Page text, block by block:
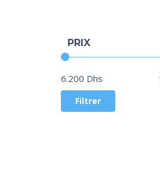
PRIX
Filtrer
6.200 Dhs